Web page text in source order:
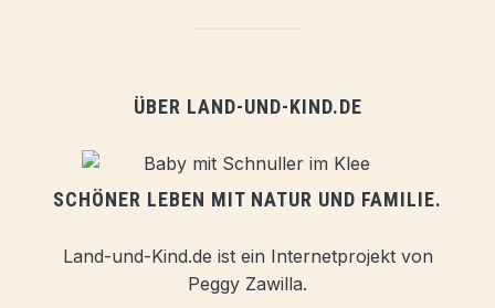
ÜBER LAND-UND-KIND.DE
SCHÖNER LEBEN MIT NATUR UND FAMILIE.
Land-und-Kind.de ist ein Internetprojekt von
Peggy Zawilla.